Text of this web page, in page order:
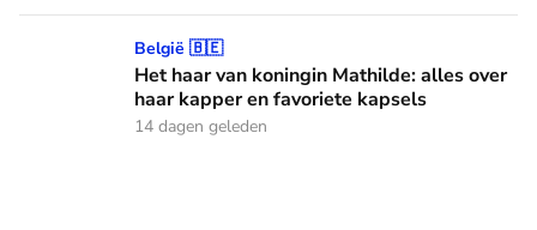
Het haar van koningin Mathilde: alles over haar kapper en
België 🇧🇪
Het haar van koningin Mathilde: alles over
haar kapper en favoriete kapsels
14 dagen geleden